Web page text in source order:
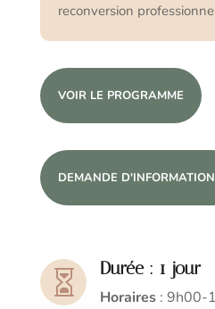
reconversion
VOIR LE PROGRAMME
DEMANDE
 Durée : 1 jour
Horaires: 9h00-